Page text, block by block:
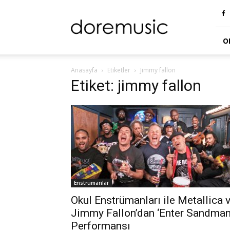
Blog
Anasayfa Etiketler Jimmy fallon
Etiket: jimmy fallon
Enstrümanlar
Okul Enstrümanları ile Metallica
Jimmy Fallon’dan ‘Enter
Performansı